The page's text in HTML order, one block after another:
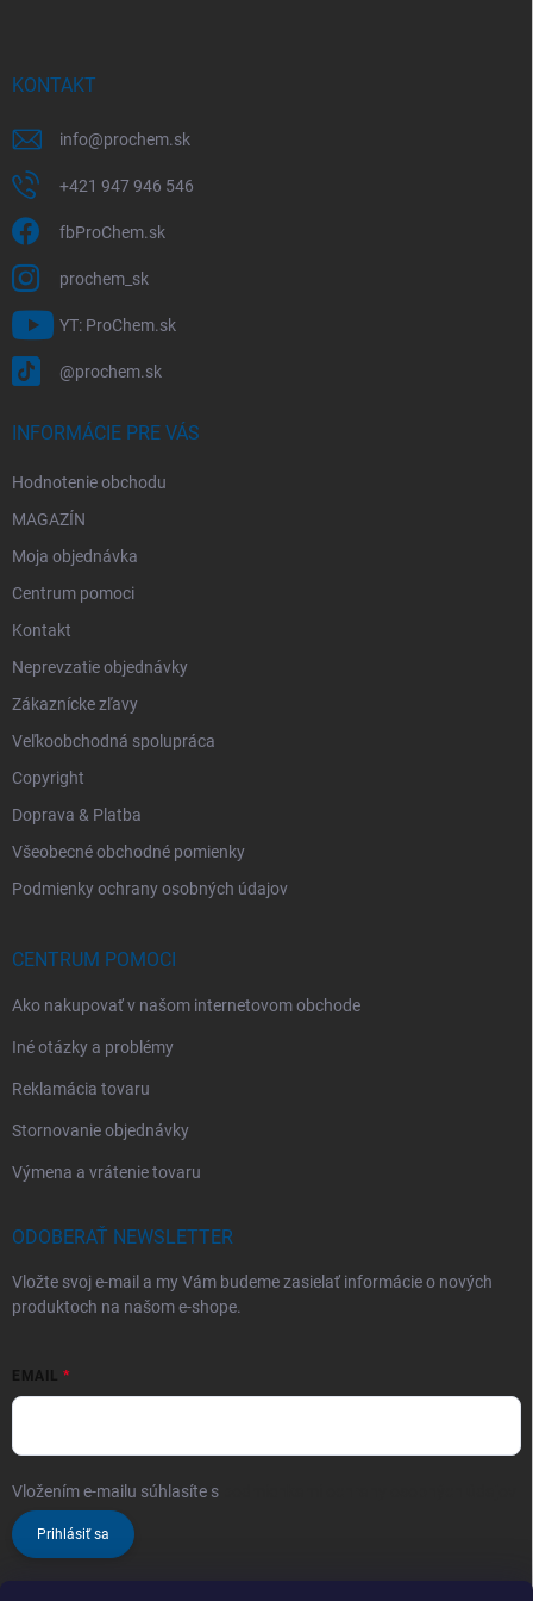
KONTAKT
info@prochem.sk
+421 947 946 546
fbProChem.sk
prochem_sk
YT: ProChem.sk
@prochem.sk
INFORMÁCIE PRE VÁS
Hodnotenie obchodu
MAGAZÍN
Moja objednávka
Centrum pomoci
Kontakt
Neprevzatie objednávky
Zákaznícke zľavy
Veľkoobchodná spolupráca
Copyright
Doprava & Platba
Všeobecné obchodné pomienky
Podmienky ochrany osobných údajov
CENTRUM POMOCI
Ako nakupovať v našom internetovom obchode
Iné otázky a problémy
Reklamácia tovaru
Stornovanie objednávky
Výmena a vrátenie tovaru
ODOBERAŤ NEWSLETTER
Vložte svoj e-mail a my Vám budeme zasielať informácie o nových
produktoch na našom e-shope.
EMAIL
Vložením e-mailu súhlasíte s
Prihlásiť sa